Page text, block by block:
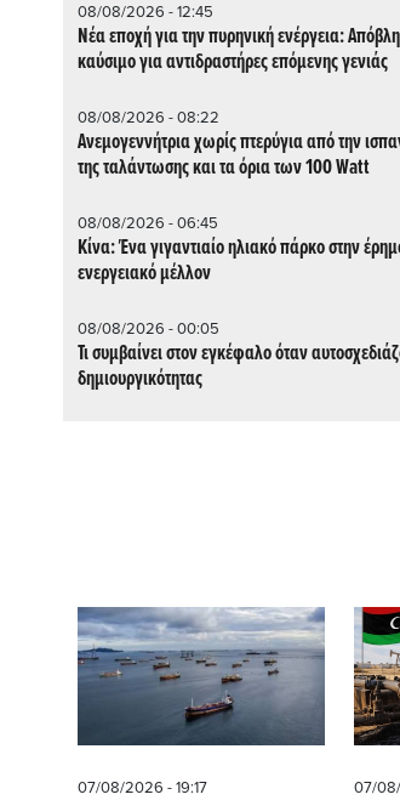
08/08/2026 - 12:45
Νέα εποχή για την πυρηνική ενέργεια:
καύσιμο για αντιδραστήρες επόμενης γενιάς
08/08/2026 - 08:22
Ανεμογεννήτρια χωρίς πτερύγια από την
της ταλάντωσης και τα όρια των 100 Watt
08/08/2026 - 06:45
Κίνα: Ένα γιγαντιαίο ηλιακό πάρκο στην
ενεργειακό μέλλον
08/08/2026 - 00:05
Τι συμβαίνει στον εγκέφαλο όταν
δημιουργικότητας
07/08/2026 - 19:17 07/